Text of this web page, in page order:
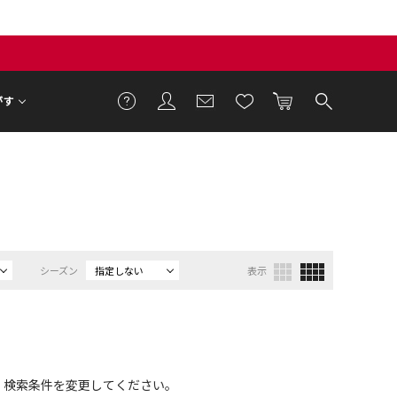
す
シーズン 指定しない 表示
索条件を変更してください。